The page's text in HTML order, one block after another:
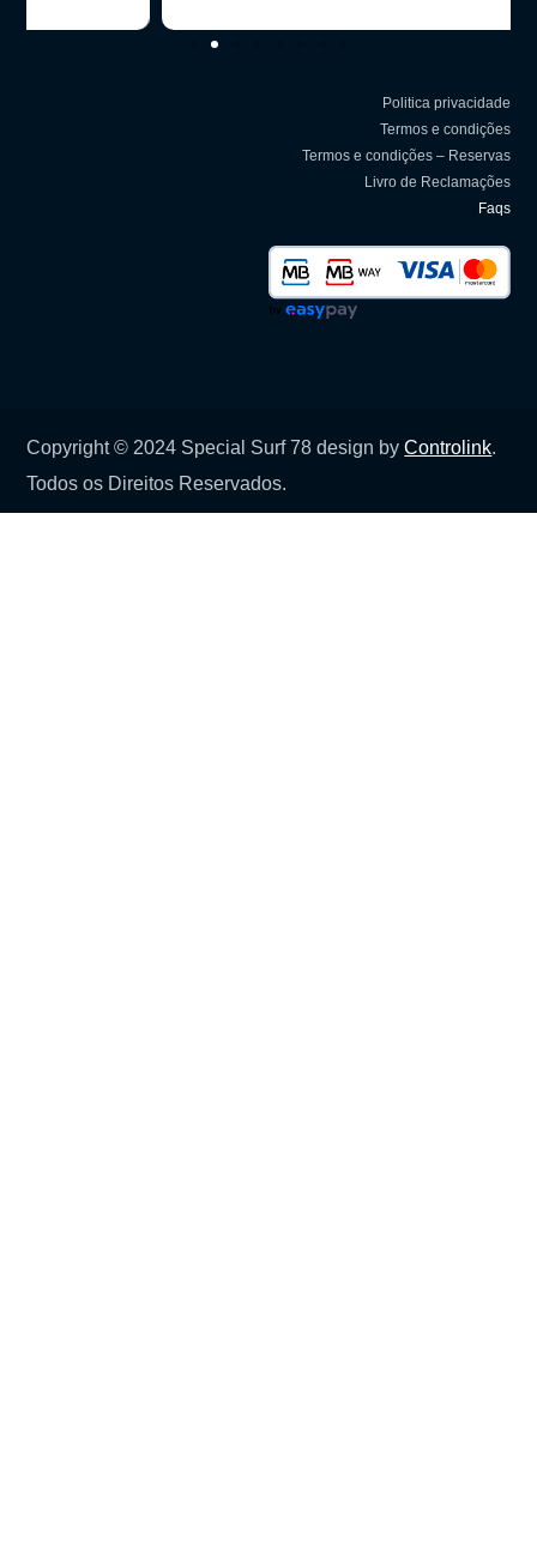
Politica privacidade
Termos e condições
Termos e condições – Reservas
Livro de Reclamações
Faqs
Copyright © 2024 Special Surf 78 design byControlink.
Todos os Direitos Reservados.